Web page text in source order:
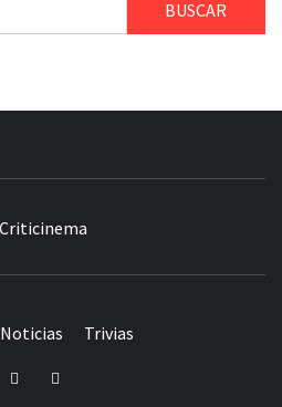
Noticias Trivias
TwitterFacebook